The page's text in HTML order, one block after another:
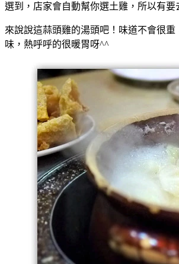
選到，店家會自動幫你選土雞，所以有要
來說說這蒜頭雞的湯頭吧！味道不會很
味，熱呼呼的很暖胃呀^^